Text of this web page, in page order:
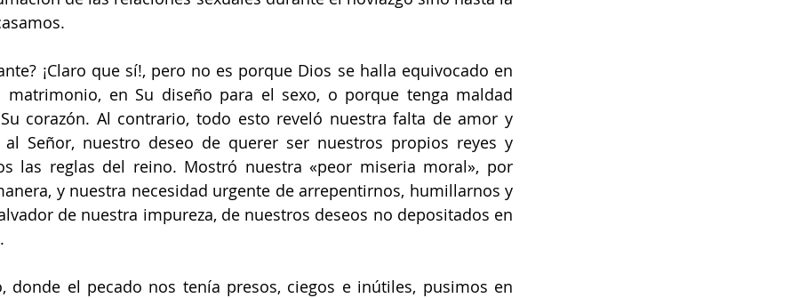
¡Claro que sí!, pero no es porque Dios se halla equivocado en
matrimonio, en Su diseño para el sexo, o porque tenga maldad
corazón. Al contrario, todo esto reveló nuestra falta de amor y
al Señor, nuestro deseo de querer ser nuestros propios reyes y
las reglas del reino. Mostró nuestra «peor miseria moral», por
y nuestra necesidad urgente de arrepentirnos, humillarnos y
de nuestra impureza, de nuestros deseos no depositados en
donde el pecado nos tenía presos, ciegos e inútiles, pusimos en